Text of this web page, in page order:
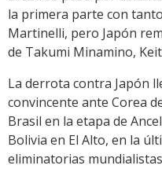
la primera parte con
Martinelli, pero Japón
de Takumi Minamino,
La derrota contra Japón
convincente ante Corea
Brasil en la etapa de
Bolivia en El Alto, en la
eliminatorias